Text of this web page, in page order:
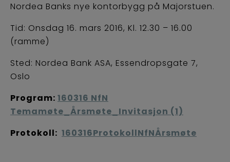
Nordea Banks nye kontorbygg på Majorstuen.
Tid: Onsdag 16. mars 2016, Kl. 12.30 – 16.00
(ramme)
Sted: Nordea Bank ASA, Essendropsgate 7,
Oslo
Program: 160316 NfN
Temamøte_Årsmøte_Invitasjon (1)
Protokoll: 160316ProtokollNfNÅrsmøte